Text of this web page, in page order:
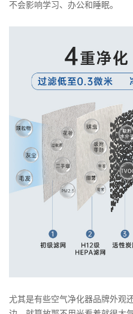
不会影响学习、办公和睡眠。
尤其是有些空气净化器品牌外观